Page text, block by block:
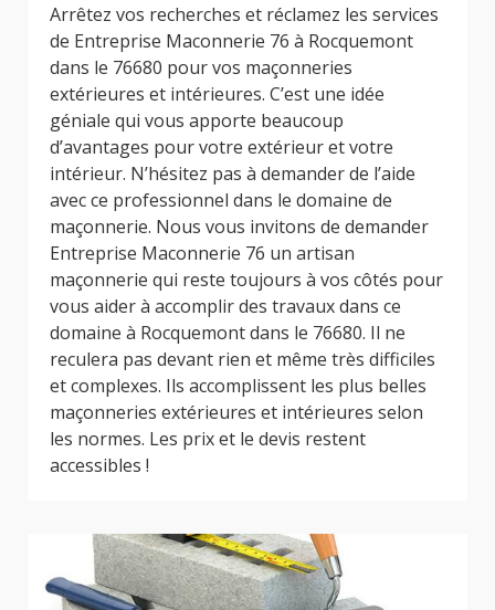
Arrêtez vos recherches et réclamez les services
de Entreprise Maconnerie 76 à Rocquemont
dans le 76680 pour vos maçonneries
extérieures et intérieures. C’est une idée
géniale qui vous apporte beaucoup
d’avantages pour votre extérieur et votre
intérieur. N’hésitez pas à demander de l’aide
avec ce professionnel dans le domaine de
maçonnerie. Nous vous invitons de demander
Entreprise Maconnerie 76 un artisan
maçonnerie qui reste toujours à vos côtés pour
vous aider à accomplir des travaux dans ce
domaine à Rocquemont dans le 76680. Il ne
reculera pas devant rien et même très difficiles
et complexes. Ils accomplissent les plus belles
maçonneries extérieures et intérieures selon
les normes. Les prix et le devis restent
accessibles !